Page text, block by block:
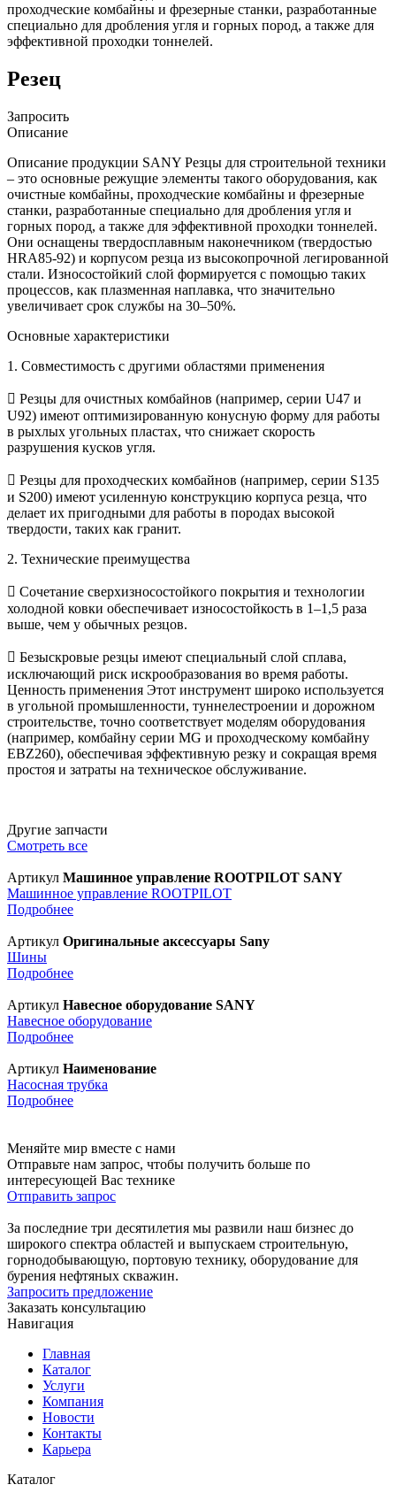
проходческие комбайны и фрезерные станки, разработанные
специально для дробления угля и горных пород, а также для
эффективной проходки тоннелей.
Резец
Запросить
Описание
Описание продукции SANY Резцы для строительной техники
– это основные режущие элементы такого оборудования, как
очистные комбайны, проходческие комбайны и фрезерные
станки, разработанные специально для дробления угля и
горных пород, а также для эффективной проходки тоннелей.
Они оснащены твердосплавным наконечником (твердостью
HRA85-92) и корпусом резца из высокопрочной легированной
стали. Износостойкий слой формируется с помощью таких
процессов, как плазменная наплавка, что значительно
увеличивает срок службы на 30–50%.
Основные характеристики
1. Совместимость с другими областями применения
 Резцы для очистных комбайнов (например, серии U47 и
U92) имеют оптимизированную конусную форму для работы
в рыхлых угольных пластах, что снижает скорость
разрушения кусков угля.
 Резцы для проходческих комбайнов (например, серии S135
и S200) имеют усиленную конструкцию корпуса резца, что
делает их пригодными для работы в породах высокой
твердости, таких как гранит.
2. Технические преимущества
 Сочетание сверхизносостойкого покрытия и технологии
холодной ковки обеспечивает износостойкость в 1–1,5 раза
выше, чем у обычных резцов.
 Безыскровые резцы имеют специальный слой сплава,
исключающий риск искрообразования во время работы.
Ценность применения Этот инструмент широко используется
в угольной промышленности, туннелестроении и дорожном
строительстве, точно соответствует моделям оборудования
(например, комбайну серии MG и проходческому комбайну
EBZ260), обеспечивая эффективную резку и сокращая время
простоя и затраты на техническое обслуживание.
Другие запчасти
Смотреть все
Артикул Машинное управление ROOTPILOT SANY
Машинное управление ROOTPILOT
Подробнее
Артикул Оригинальные аксессуары Sany
Шины
Подробнее
Артикул Навесное оборудование SANY
Навесное оборудование
Подробнее
Артикул Наименование
Насосная трубка
Подробнее
Меняйте мир вместе с нами
Отправьте нам запрос, чтобы получить больше по
интересующей Вас технике
Отправить запрос
За последние три десятилетия мы развили наш бизнес до
широкого спектра областей и выпускаем строительную,
горнодобывающую, портовую технику, оборудование для
бурения нефтяных скважин.
Запросить предложение
Заказать консультацию
Навигация
Главная
Каталог
Услуги
Компания
Новости
Контакты
Карьера
Каталог